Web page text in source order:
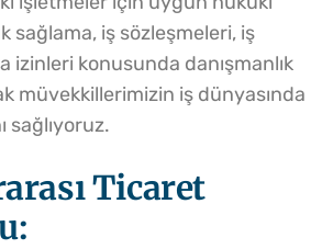
sağlama, iş sözleşmeleri, iş
izinleri konusunda danışmanlık
müvekkillerimizin iş dünyasında
sağlıyoruz.
Ticaret